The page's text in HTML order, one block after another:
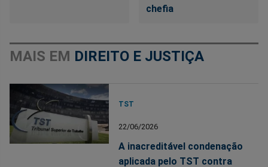
chefia
MAIS EM DIREITO E JUSTIÇA
TST
22/06/2026
A inacreditável condenação
aplicada pelo TST contra